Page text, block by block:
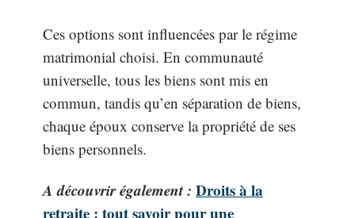
Ces options sont influencées par le régime
matrimonial choisi. En communauté
universelle, tous les biens sont mis en
commun, tandis qu’en séparation de biens,
chaque époux conserve la propriété de ses
biens personnels.
A découvrir également : Droits à la
retraite : tout savoir pour une